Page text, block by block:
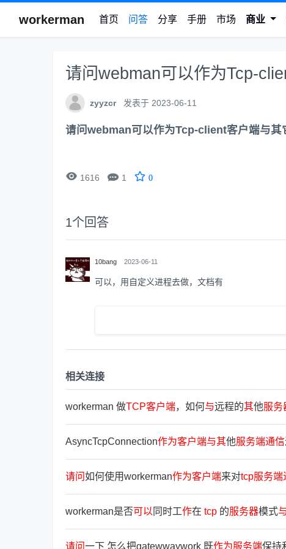
workerman 首页 问答 分享 手册 市场 商业
请问webman可以作为Tcp-
zyyzcr 发表于 2023-06-11
请问webman可以作为Tcp-client客户端与其
 1616  1 0
1个回答
10bang 2023-06-11
可以，用自定义进程去做，文档有
相关连接
workerman 做TCP客户端，如何与远程的其他服务
AsyncTcpConnection作为客户端与其他服务端通信
请问如何使用workerman作为客户端来对tcp服务端
workerman是否可以 同时工作在 tcp 的服务器模式
请问一下 怎么把gatewwaywork 既作为服务端保持